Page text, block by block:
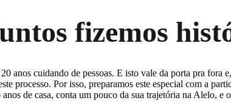
fizemos
anos cuidando de pessoas. E isto vale da porta pra
processo. Por isso, preparamos este especial com a
de casa, conta um pouco da sua trajetória na Alelo, e